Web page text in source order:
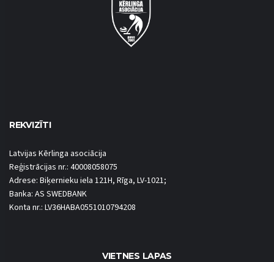
REKVIZĪTI
Latvijas Kērlinga asociācija
Reģistrācijas nr.: 40008058075
Adrese: Biķernieku iela 121H, Rīga, LV-1021;
Banka: AS SWEDBANK
Konta nr.: LV36HABA0551010794208
VIETNES LAPAS